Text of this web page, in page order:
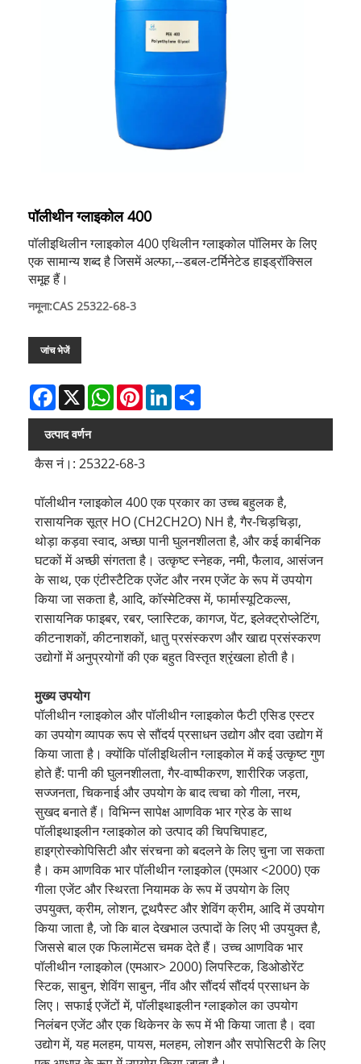
पॉलीथीन ग्लाइकोल 400
पॉलीइथिलीन ग्लाइकोल 400 एथिलीन ग्लाइकोल पॉलिमर के लिए
एक सामान्य शब्द है जिसमें अल्फा,--डबल-टर्मिनेटेड हाइड्रॉक्सिल
समूह हैं।
नमूना:CAS 25322-68-3
जांच भेजें
Facebook
X WhatsAppPinterestLinkedIn
उत्पाद वर्णन
कैस नं।: 25322-68-3
पॉलीथीन ग्लाइकोल 400 एक प्रकार का उच्च बहुलक है,
रासायनिक सूत्र HO (CH2CH2O) NH है, गैर-चिड़चिड़ा,
थोड़ा कड़वा स्वाद, अच्छा पानी घुलनशीलता है, और कई कार्बनिक
घटकों में अच्छी संगतता है। उत्कृष्ट स्नेहक, नमी, फैलाव, आसंजन
के साथ, एक एंटीस्टैटिक एजेंट और नरम एजेंट के रूप में उपयोग
किया जा सकता है, आदि, कॉस्मेटिक्स में, फार्मास्यूटिकल्स,
रासायनिक फाइबर, रबर, प्लास्टिक, कागज, पेंट, इलेक्ट्रोप्लेटिंग,
कीटनाशकों, कीटनाशकों, धातु प्रसंस्करण और खाद्य प्रसंस्करण
उद्योगों में अनुप्रयोगों की एक बहुत विस्तृत श्रृंखला होती है।
मुख्य उपयोग
पॉलीथीन ग्लाइकोल और पॉलीथीन ग्लाइकोल फैटी एसिड एस्टर
का उपयोग व्यापक रूप से सौंदर्य प्रसाधन उद्योग और दवा उद्योग में
किया जाता है। क्योंकि पॉलीइथिलीन ग्लाइकोल में कई उत्कृष्ट गुण
होते हैं: पानी की घुलनशीलता, गैर-वाष्पीकरण, शारीरिक जड़ता,
सज्जनता, चिकनाई और उपयोग के बाद त्वचा को गीला, नरम,
सुखद बनाते हैं। विभिन्न सापेक्ष आणविक भार ग्रेड के साथ
पॉलीइथाइलीन ग्लाइकोल को उत्पाद की चिपचिपाहट,
हाइग्रोस्कोपिसिटी और संरचना को बदलने के लिए चुना जा सकता
है। कम आणविक भार पॉलीथीन ग्लाइकोल (एमआर <2000) एक
गीला एजेंट और स्थिरता नियामक के रूप में उपयोग के लिए
उपयुक्त, क्रीम, लोशन, टूथपैस्ट और शेविंग क्रीम, आदि में उपयोग
किया जाता है, जो कि बाल देखभाल उत्पादों के लिए भी उपयुक्त है,
जिससे बाल एक फिलामेंटस चमक देते हैं। उच्च आणविक भार
पॉलीथीन ग्लाइकोल (एमआर> 2000) लिपस्टिक, डिओडोरेंट
स्टिक, साबुन, शेविंग साबुन, नींव और सौंदर्य सौंदर्य प्रसाधन के
लिए। सफाई एजेंटों में, पॉलीइथाइलीन ग्लाइकोल का उपयोग
निलंबन एजेंट और एक थिकेनर के रूप में भी किया जाता है। दवा
उद्योग में, यह मलहम, पायस, मलहम, लोशन और सपोसिटरी के लिए